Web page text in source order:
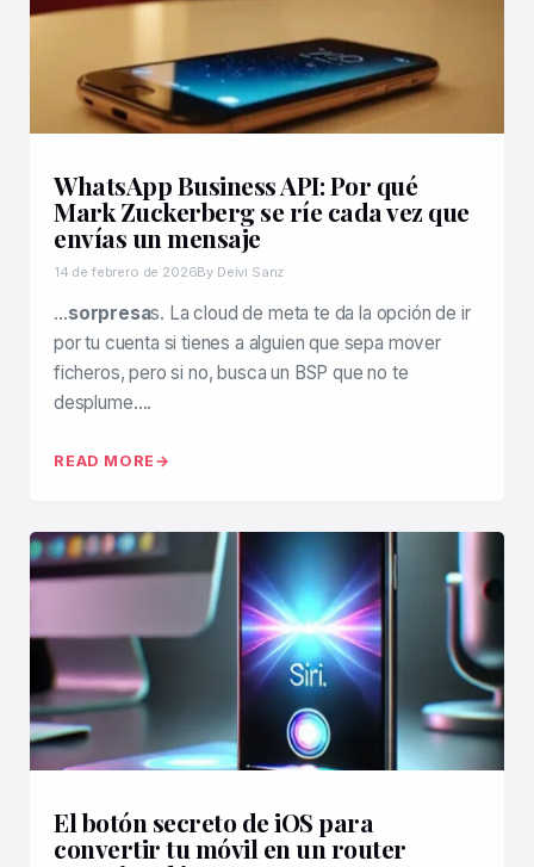
WhatsApp Business API: Por qué
Mark Zuckerberg se ríe cada vez que
envías un mensaje
14 de febrero de 2026By Deivi Sanz
…sorpresas. La cloud de meta te da la opción de ir
por tu cuenta si tienes a alguien que sepa mover
ficheros, pero si no, busca un BSP que no te
desplume….
READ MORE
El botón secreto de iOS para
convertir tu móvil en un router